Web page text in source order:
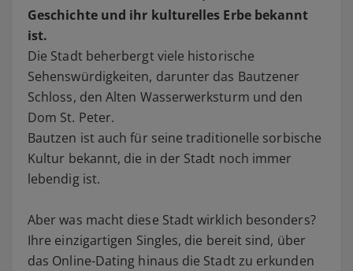
Geschichte und ihr kulturelles Erbe bekannt
ist.
Die Stadt beherbergt viele historische
Sehenswürdigkeiten, darunter das Bautzener
Schloss, den Alten Wasserwerksturm und den
Dom St. Peter.
Bautzen ist auch für seine traditionelle sorbische
Kultur bekannt, die in der Stadt noch immer
lebendig ist.
Aber was macht diese Stadt wirklich besonders?
Ihre einzigartigen Singles, die bereit sind, über
das Online-Dating hinaus die Stadt zu erkunden